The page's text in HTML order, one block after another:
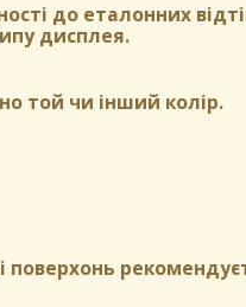
до еталонних
дисплея.
той чи інший колір.
поверхонь